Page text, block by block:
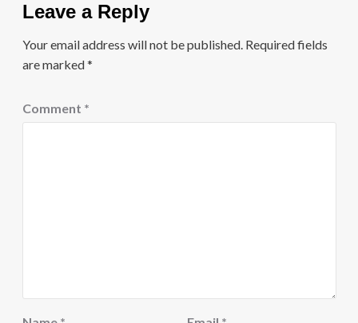
Leave a Reply
Your email address will not be published. Required fields
are marked*
Comment *